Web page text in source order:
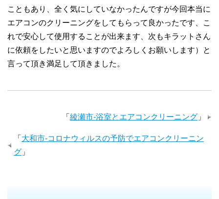
こともあり、全く気にしていなかったんですが今回本当に
エアコンのクリーニングをしてもらって良かったです、こ
れで安心して使用することが出来ます、次もキラットさん
に依頼をしたいと思いますのでよろしくお願いします）と
言って頂き満足して頂きました。
「 綾瀬市-浴室とエアコンクリーニング 」
「 大和市-コロナウィルスの予防でエアコンクリーニン
グ 」